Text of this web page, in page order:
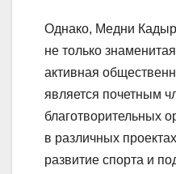
Однако, Медни
не только
активная
является почетным
благотворительных
в различных
развитие спорта и